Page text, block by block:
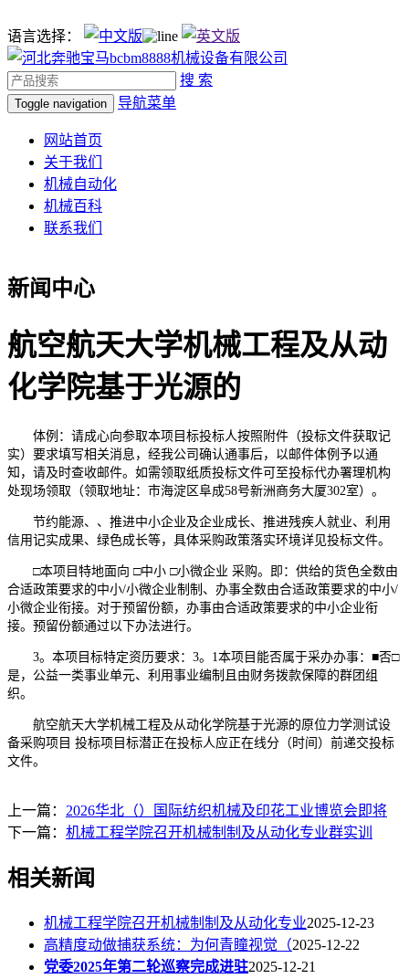
语言选择：
搜 索
Toggle navigation 导航菜单
网站首页
关于我们
机械自动化
机械百科
联系我们
新闻中心
航空航天大学机械工程及从动
化学院基于光源的
体例：请成心向参取本项目标投标人按照附件（投标文件获取记
实）要求填写相关消息，经我公司确认通事后，以邮件体例予以通
知，请及时查收邮件。如需领取纸质投标文件可至投标代办署理机构
处现场领取（领取地址：市海淀区阜成58号新洲商务大厦302室）。
节约能源、、推进中小企业及企业成长、推进残疾人就业、利用
信用记实成果、绿色成长等，具体采购政策落实环境详见投标文件。
□本项目特地面向 □中小 □小微企业 采购。即：供给的货色全数由
合适政策要求的中小/小微企业制制、办事全数由合适政策要求的中小/
小微企业衔接。对于预留份额，办事由合适政策要求的中小企业衔
接。预留份额通过以下办法进行。
3。本项目标特定资历要求：3。1本项目能否属于采办办事：■否□
是，公益一类事业单元、利用事业编制且由财务拨款保障的群团组
织。
航空航天大学机械工程及从动化学院基于光源的原位力学测试设
备采购项目 投标项目标潜正在投标人应正在线分（时间）前递交投标
文件。
上一篇： 2026华北（）国际纺织机械及印花工业博览会即将
下一篇： 机械工程学院召开机械制制及从动化专业群实训
相关新闻
机械工程学院召开机械制制及从动化专业2025-12-23
高精度动做捕获系统：为何青瞳视觉（2025-12-22
党委2025年第二轮巡察完成进驻2025-12-21